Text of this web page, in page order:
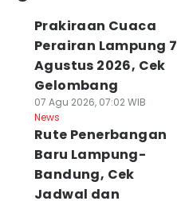
Prakiraan Cuaca
Perairan Lampung 7
Agustus 2026, Cek
Gelombang
07 Agu 2026, 07:02 WIB
News
Rute Penerbangan
Baru Lampung-
Bandung, Cek
Jadwal dan